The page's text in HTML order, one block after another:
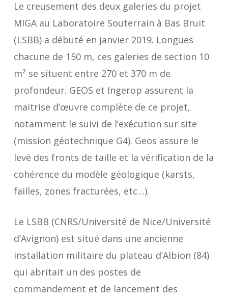
Le creusement des deux galeries du projet
MIGA au Laboratoire Souterrain à Bas Bruit
(LSBB) a débuté en janvier 2019. Longues
chacune de 150 m, ces galeries de section 10
m² se situent entre 270 et 370 m de
profondeur. GEOS et Ingerop assurent la
maitrise d’œuvre complète de ce projet,
notamment le suivi de l’exécution sur site
(mission géotechnique G4). Geos assure le
levé des fronts de taille et la vérification de la
cohérence du modèle géologique (karsts,
failles, zones fracturées, etc…).
Le LSBB (CNRS/Université de Nice/Université
d’Avignon) est situé dans une ancienne
installation militaire du plateau d’Albion (84)
qui abritait un des postes de
commandement et de lancement des